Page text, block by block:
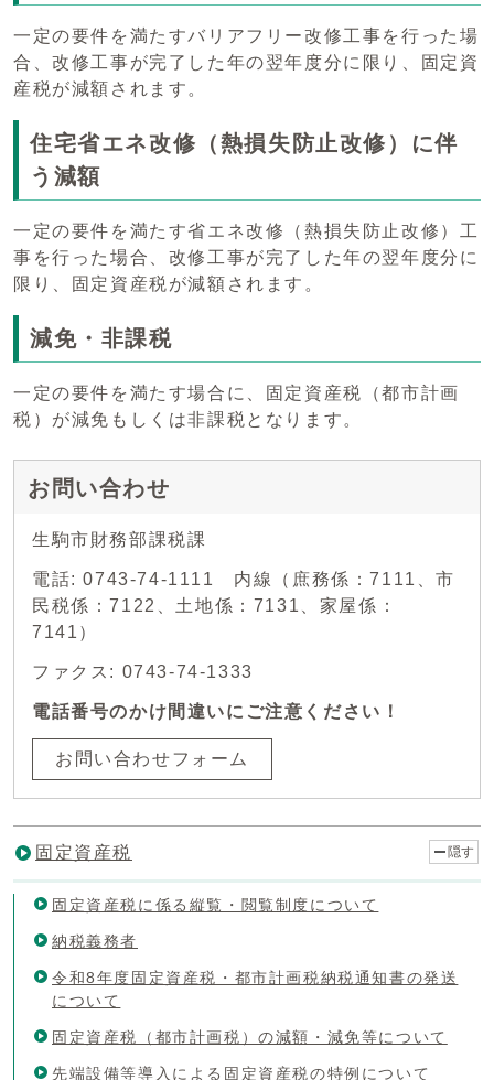
一定の要件を満たすバリアフリー改修工事を行った場
合、改修工事が完了した年の翌年度分に限り、固定資
産税が減額されます。
住宅省エネ改修（熱損失防止改修）に伴
う減額
一定の要件を満たす省エネ改修（熱損失防止改修）工
事を行った場合、改修工事が完了した年の翌年度分に
限り、固定資産税が減額されます。
減免・非課税
一定の要件を満たす場合に、固定資産税（都市計画
税）が減免もしくは非課税となります。
お問い合わせ
生駒市財務部課税課
電話: 0743-74-1111 内線（庶務係：7111、市
民税係：7122、土地係：7131、家屋係：
7141）
ファクス: 0743-74-1333
電話番号のかけ間違いにご注意ください！
お問い合わせフォーム
固定資産税 隠す
固定資産税に係る縦覧・閲覧制度について
納税義務者
令和8年度固定資産税・都市計画税納税通知書の発送
について
固定資産税（都市計画税）の減額・減免等について
先端設備等導入による固定資産税の特例について